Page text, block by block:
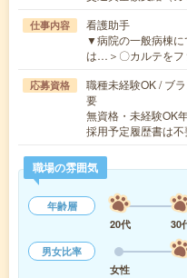
仕事内容
看護助手
▼病院の一般病棟に
は…＞〇カルテを
応募資格
職種未経験OK / ブ
要
無資格・未経験OK
採用予定履歴書は
職場の雰囲気
年齢層
20代
30
男女比率
女性